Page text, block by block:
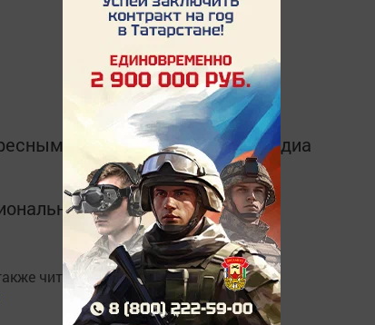
в Telegram-канале Татмедиа
мессенджере MАХ:
читайте нас